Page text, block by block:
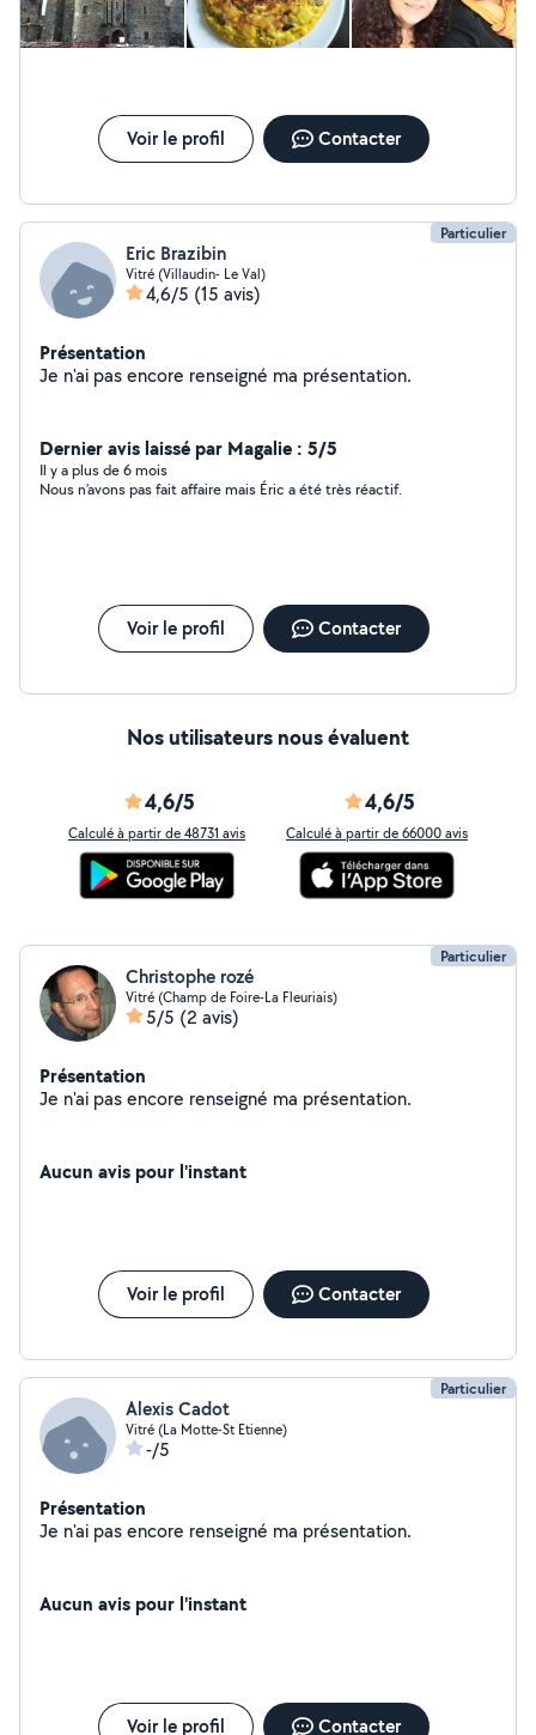
double nationalité espagnole -venezuelienne.Orientation
a parents des adolescents, thérapies pour eux
Serviteur a l'écoute .
Voir le profil Contacter
Particulier
Eric Brazibin
Vitré (Villaudin- Le Val)
4,6/5 (15 avis)
Présentation
Je n'ai pas encore renseigné ma présentation.
Dernier avis laissé par Magalie : 5/5
Il y a plus de 6 mois
Nous n’avons pas fait affaire mais Éric a été très réactif.
Voir le profil Contacter
Nos utilisateurs nous évaluent
4,6/5
Calculé à partir de 48731 avis
4,6/5
Calculé à partir de 66000 avis
Particulier
Christophe rozé
Vitré (Champ de Foire-La Fleuriais)
5/5 (2 avis)
Présentation
Je n'ai pas encore renseigné ma présentation.
Aucun avis pour l'instant
Voir le profil Contacter
Particulier
Alexis Cadot
Vitré (La Motte-St Etienne)
-/5
Présentation
Je n'ai pas encore renseigné ma présentation.
Aucun avis pour l'instant
Voir le profil Contacter